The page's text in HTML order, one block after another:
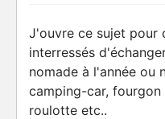
J'ouvre ce sujet pour
interressés
nomade à l'année ou
camping-car, fourgon
roulotte etc..